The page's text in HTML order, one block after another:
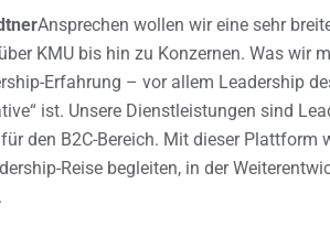
Ansprechen wollen wir eine sehr
KMU bis hin zu Konzernen. Was wir
Erfahrung – vor allem Leadership
ist. Unsere Dienstleistungen sind
den B2C-Bereich. Mit dieser
Reise begleiten, in der